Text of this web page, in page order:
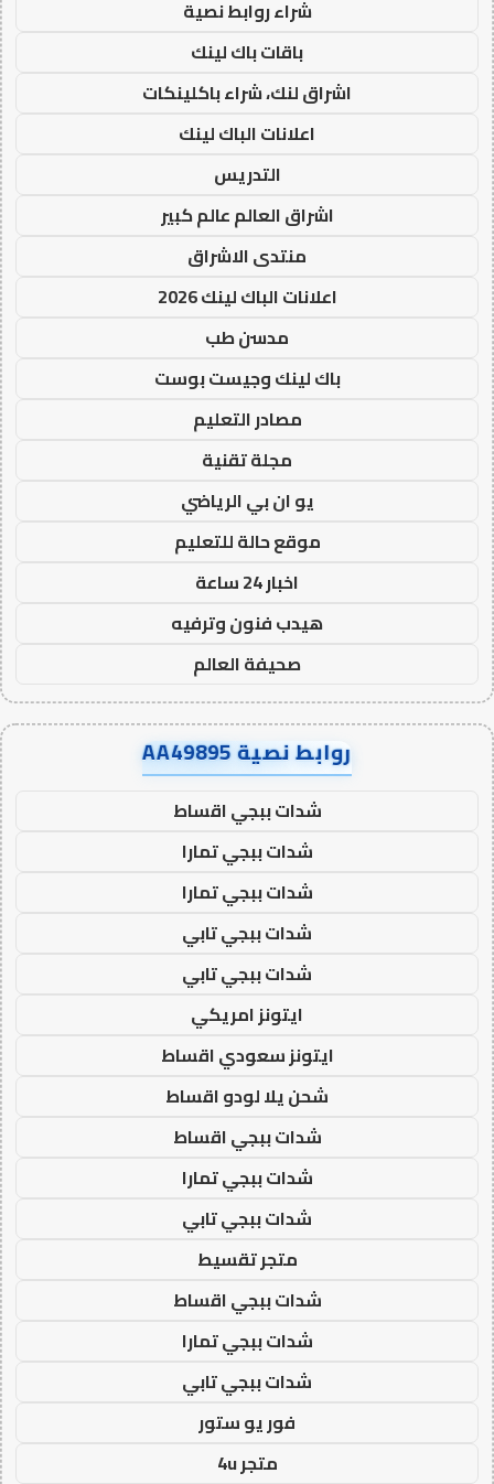
شراء روابط نصية
باقات باك لينك
اشراق لنك، شراء باكلينكات
اعلانات الباك لينك
التدريس
اشراق العالم عالم كبير
منتدى الاشراق
اعلانات الباك لينك 2026
مدسن طب
باك لينك وجيست بوست
مصادر التعليم
مجلة تقنية
يو ان بي الرياضي
موقع حالة للتعليم
اخبار 24 ساعة
هيدب فنون وترفيه
صحيفة العالم
روابط نصية AA49895
شدات ببجي اقساط
شدات ببجي تمارا
شدات ببجي تمارا
شدات ببجي تابي
شدات ببجي تابي
ايتونز امريكي
ايتونز سعودي اقساط
شحن يلا لودو اقساط
شدات ببجي اقساط
شدات ببجي تمارا
شدات ببجي تابي
متجر تقسيط
شدات ببجي اقساط
شدات ببجي تمارا
شدات ببجي تابي
فور يو ستور
متجر 4u